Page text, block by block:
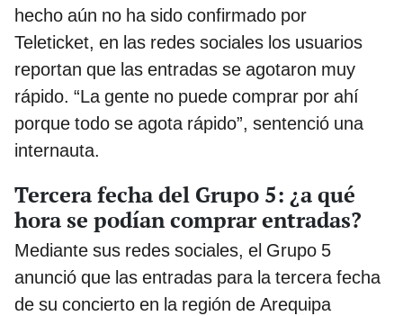
hecho aún no ha sido confirmado por
Teleticket, en las redes sociales los usuarios
reportan que las entradas se agotaron muy
rápido. “La gente no puede comprar por ahí
porque todo se agota rápido”, sentenció una
internauta.
Tercera fecha del Grupo 5: ¿a qué
hora se podían comprar entradas?
Mediante sus redes sociales, el Grupo 5
anunció que las entradas para la tercera fecha
de su concierto en la región de Arequipa